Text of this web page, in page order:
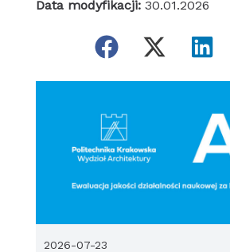
Data modyfikacji: 30.01.2026
2026-07-23